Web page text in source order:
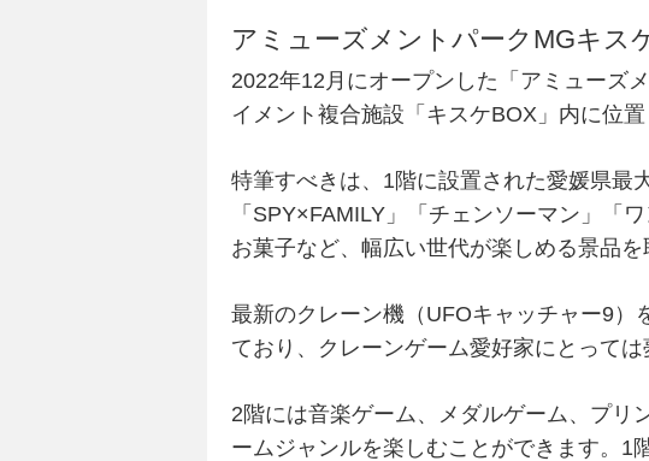
アミューズメントパークMGキス
2022年12月にオープンした「アミューズ
イメント複合施設「キスケBOX」内に位
特筆すべきは、1階に設置された愛媛県最
「SPY×FAMILY」「チェンソーマン」「
お菓子など、幅広い世代が楽しめる景品を
最新のクレーン機（UFOキャッチャー9
ており、クレーンゲーム愛好家にとって
2階には音楽ゲーム、メダルゲーム、プリ
ームジャンルを楽しむことができます。1